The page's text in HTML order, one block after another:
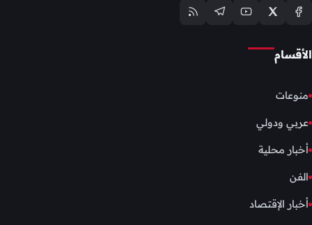
الأقسام
منوعات
عربي ودولي
أخبار محلية
الفن
أخبار الإقتصاد